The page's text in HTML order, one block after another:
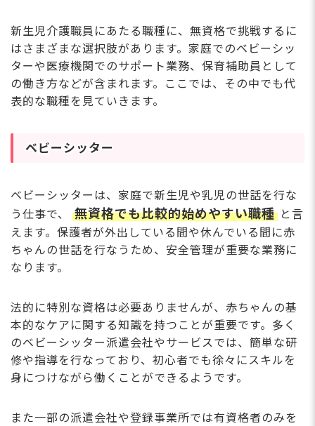
新生児介護職員にあたる職種に、無資格で挑戦するに
はさまざまな選択肢があります。家庭でのベビーシッ
ターや医療機関でのサポート業務、保育補助員として
の働き方などが含まれます。ここでは、その中でも代
表的な職種を見ていきます。
ベビーシッター
ベビーシッターは、家庭で新生児や乳児の世話を行な
う仕事で、
無資格でも比較的始めやすい職種 と言
えます。保護者が外出している間や休んでいる間に赤
ちゃんの世話を行なうため、安全管理が重要な業務に
なります。
法的に特別な資格は必要ありませんが、赤ちゃんの基
本的なケアに関する知識を持つことが重要です。多く
のベビーシッター派遣会社やサービスでは、簡単な研
修や指導を行なっており、初心者でも徐々にスキルを
身につけながら働くことができるようです。
また一部の派遣会社や登録事業所では有資格者のみを